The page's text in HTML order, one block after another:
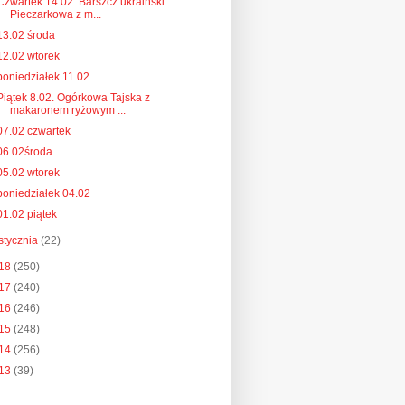
Pieczarkowa z m...
środa
wtorek
11.02
8.02. Ogórkowa Tajska z
makaronem ryżowym ...
czwartek
wtorek
04.02
piątek
(22)
(250)
(240)
(246)
(248)
(256)
(39)